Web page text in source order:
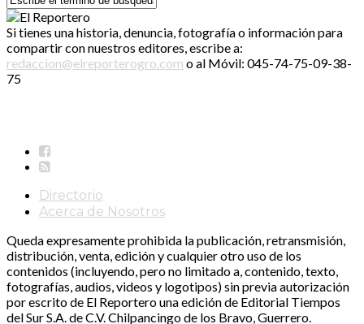
Si tienes una historia, denuncia, fotografía o información para
compartir con nuestros editores, escribe a:
redaccion@elreporterogro.com o al Móvil: 045-74-75-09-38-
75
Directorio
Acerca de Nosotros
Queda expresamente prohibida la publicación, retransmisión,
distribución, venta, edición y cualquier otro uso de los
contenidos (incluyendo, pero no limitado a, contenido, texto,
fotografías, audios, videos y logotipos) sin previa autorización
por escrito de El Reportero una edición de Editorial Tiempos
del Sur S.A. de C.V. Chilpancingo de los Bravo, Guerrero.